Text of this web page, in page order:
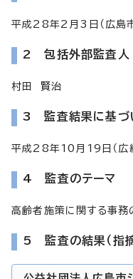
平成28年2月3日（広島
2 包括外部監査人
村田 賢治
3 監査結果に基づ
平成28年10月19日（広
4 監査のテーマ
高齢者施策に関する事務
5 監査の結果（指